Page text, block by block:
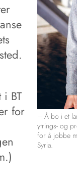
– Å bo i et
ytrings- og
for å jobbe
Syria.
BT
for